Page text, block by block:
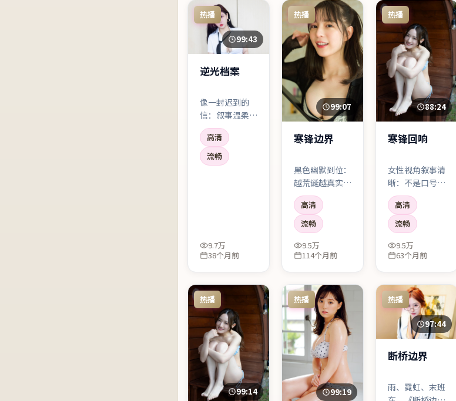
热播
99:43
逆光档案
像一封迟到的
信：叙事温柔，
却句句带刺。沈
腾饰演的角色几
乎承担了全片道
德困境的重心。
高清
流畅
9.7万
38个月前
热播
99:07
寒锋边界
黑色幽默到位：
越荒诞越真实。
你会笑，笑完又
觉得自己不该笑
——这种别扭感
很珍贵。
高清
流畅
9.5万
114个月前
热播
88:24
寒锋回响
女性视角叙事清
晰：不是口号式
「大女主」，而
是具体的选择、
具体的代价、具
体的犹豫。
高清
流畅
9.5万
63个月前
热播
99:14
热播
99:19
热播
97:44
断桥边界
雨、霓虹、末班